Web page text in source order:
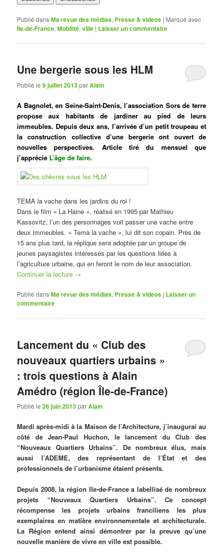
Publié dansMa revue des médias, Presse & videos | Marqué avec
Île-de-France,Mobilité,ville | Laisser un commentaire
Une bergerie sous les HLM
Publié le9 juillet 2013parAlain
A Bagnolet, en Seine-Saint-Denis, l’association Sors de terre
propose aux habitants de jardiner au pied de leurs
immeubles. Depuis deux ans, l’arrivée d’un petit troupeau et
la construction collective d’une bergerie ont ouvert de
nouvelles perspectives. Article tiré du mensuel que
j’apprécie L’âge de faire.
TEMA la vache dans les jardins du roi !
Dans le film « La Haine », réalisé en 1995 par Mathieu
Kassovitz, l’un des personnages voit passer une vache entre
deux immeubles. « Tema la vache », lui dit son copain. Près de
15 ans plus tard, la réplique sera adoptée par un groupe de
jeunes paysagistes intéressés par les questions liées à
l’agriculture urbaine, qui en feront le nom de leur association.
Continuer la lecture →
Publié dansMa revue des médias, Presse & videos | Laisser un
commentaire
Lancement du « Club des
nouveaux quartiers urbains »
: trois questions à Alain
Amédro (région Île-de-France)
Publié le26 juin 2013parAlain
Mardi après-midi à la Maison de l’Architecture, j’inaugurai au
côté de Jean-Paul Huchon, le lancement du Club des
“Nouveaux Quartiers Urbains”. De nombreux élus, mais
aussi l’ADEME, des représentant de l’État et des
professionnels de l’urbanisme étaient présents.
Depuis 2008, la région Ile-de-France a labellisé de nombreux
projets “Nouveaux Quartiers Urbains”. Ce concept
récompense les projets urbains franciliens les plus
exemplaires en matière environnementale et architecturale.
La Région entend ainsi démontrer par la preuve qu’une
nouvelle manière de vivre en ville est possible.